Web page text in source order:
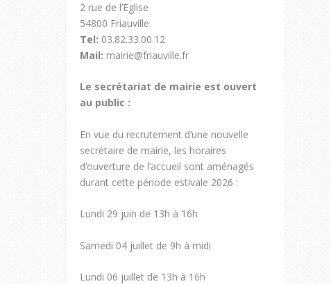
2 rue de l’Eglise
54800 Friauville
Tel: 03.82.33.00.12
Mail: mairie@friauville.fr
Le secrétariat de mairie est ouvert
au public :
En vue du recrutement d’une nouvelle
secrétaire de mairie, les horaires
d’ouverture de l’accueil sont aménagés
durant cette période estivale 2026 :
Lundi 29 juin de 13h à 16h
Samedi 04 juillet de 9h à midi
Lundi 06 juillet de 13h à 16h